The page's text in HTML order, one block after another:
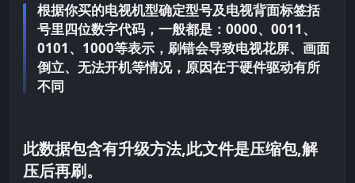
根据你买的电视机型确定型号及电视背面标签括
号里四位数字代码，一般都是：0000、0011、
0101、1000等表示，刷错会导致电视花屏、画面
倒立、无法开机等情况，原因在于硬件驱动有所
不同
此数据包含有升级方法,此文件是压缩包,解
压后再刷。